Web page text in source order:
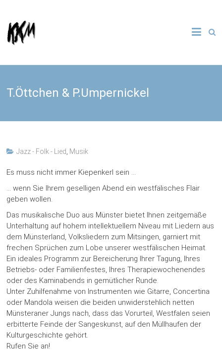
content
KKM
Kooperative
Münster e.
T.Öttchen & P.Umpernickel
Jazz - Folk - Lied Musik
Es muss nicht immer Kiepenkerl sein …
… wenn Sie Ihrem geselligen Abend ein westfälisches Flair
geben wollen.
Das musikalische Duo aus Münster bietet Ihnen zeitgemäße
Unterhaltung auf hohem intellektuellem Niveau mit Liedern aus
dem Münsterland, Volksliedern zum Mitsingen, garniert mit
frechen Sprüchen zum Lobe unserer westfälischen Heimat.
Ein ideales Programm zur Bereicherung Ihrer Tagung, Ihres
Betriebs- oder Familienfestes, Ihres Therapiewochenendes
oder des Kaminabends in gemütlicher Runde.
Unter Zuhilfenahme von Instrumenten wie Gitarre, Concertina
oder Mandola weisen die beiden unwiderstehlich netten
Münsteraner Jungs nach, dass das Vorurteil, Westfalen seien
erbitterte Feinde der Sangeskunst, auf den Müllhaufen der
Kulturgeschichte gehört.
Rufen Sie an!